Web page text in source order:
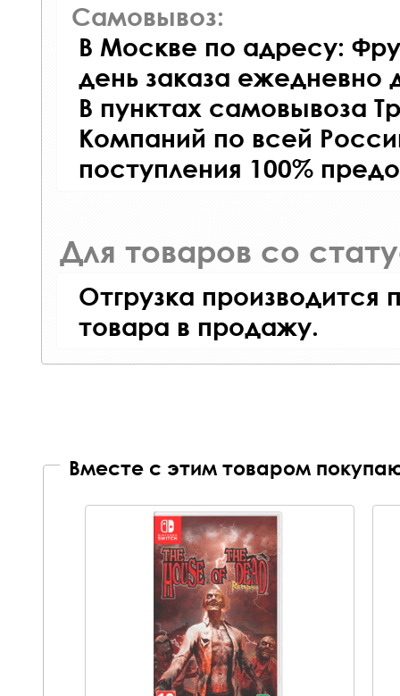
Самовывоз:
В Москве по адресу:
день заказа ежедневно
В пунктах самовывоза
Компаний по всей
поступления 100%
Для товаров со
Отгрузка производится
товара в продажу.
Вместе с этим товаром